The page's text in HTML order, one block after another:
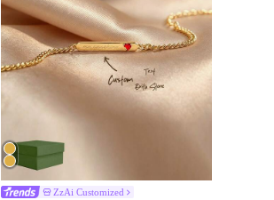
ZzAi Customized